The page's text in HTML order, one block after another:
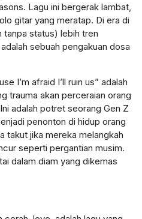
Lagu ini bergerak lambat,
gitar yang meratap. Di era di
tanpa status) lebih tren
sebuah pengakuan dosa
I’m afraid I’ll ruin us” adalah
trauma akan perceraian orang
adalah potret seorang Gen Z
penonton di hidup orang
takut jika mereka melangkah
seperti pergantian musim.
dalam diam yang dikemas